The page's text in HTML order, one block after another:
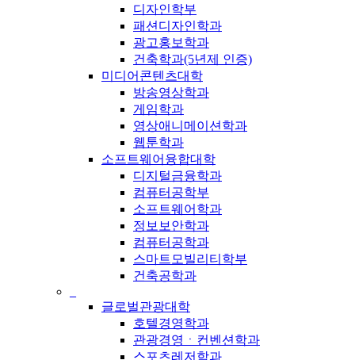
디자인학부
패션디자인학과
광고홍보학과
건축학과(5년제 인증)
미디어콘텐츠대학
방송영상학과
게임학과
영상애니메이션학과
웹툰학과
소프트웨어융합대학
디지털금융학과
컴퓨터공학부
소프트웨어학과
정보보안학과
컴퓨터공학과
스마트모빌리티학부
건축공학과
글로벌관광대학
호텔경영학과
관광경영ㆍ컨벤션학과
스포츠레저학과